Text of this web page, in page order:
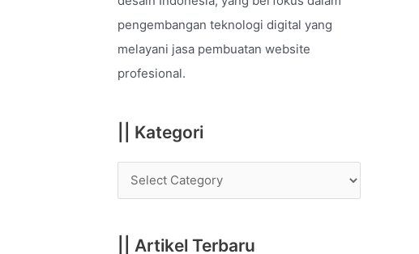
o
r
:
pengembangan teknologi digital yang
melayani jasa pembuatan website
profesional.
|| Kategori
|| Artikel Terbaru